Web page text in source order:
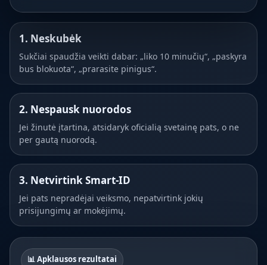
1. Neskubėk
Sukčiai spaudžia veikti dabar: „liko 10 minučių“, „paskyra
bus blokuota“, „prarasite pinigus“.
2. Nespausk nuorodos
Jei žinutė įtartina, atsidaryk oficialią svetainę pats, o ne
per gautą nuorodą.
3. Netvirtink Smart-ID
Jei pats nepradėjai veiksmo, nepatvirtink jokių
prisijungimų ar mokėjimų.
📊 Apklausos rezultatai